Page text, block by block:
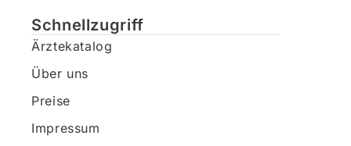
Schnellzugriff
Ärztekatalog
Über uns
Preise
Impressum